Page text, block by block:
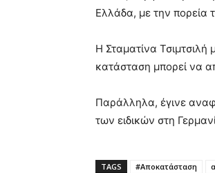
Ελλάδα, με την πορεία
Η Σταματίνα Τσιμτσιλή
κατάσταση μπορεί να
Παράλληλα, έγινε
των ειδικών στη
TAGS #Αποκατάσταση